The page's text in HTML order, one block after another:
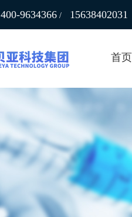
400-9634366 / 15638402031
首页